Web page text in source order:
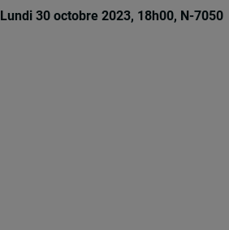
Lundi 30 octobre 2023, 18h00, N-7050